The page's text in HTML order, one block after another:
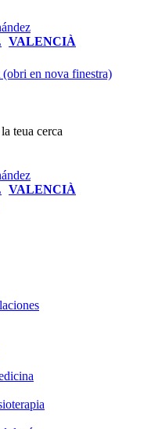
VALENCIÀ
en nova finestra)
teua cerca
VALENCIÀ